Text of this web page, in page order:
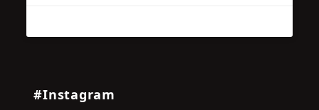
#Instagram